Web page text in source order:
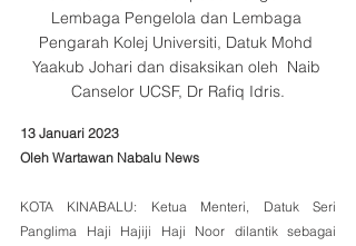
Lembaga Pengelola dan Lembaga
Pengarah Kolej Universiti, Datuk Mohd
Yaakub Johari dan disaksikan oleh  Naib
Canselor UCSF, Dr Rafiq Idris.
13 Januari 2023
Oleh Wartawan Nabalu News
KOTA KINABALU: Ketua Menteri, Datuk Seri
Panglima Haji Hajiji Haji Noor dilantik sebagai